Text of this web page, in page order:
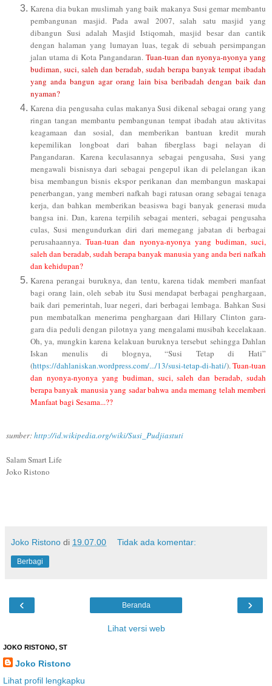
Karena dia bukan muslimah yang baik makanya Susi gemar membantu
pembangunan masjid. Pada awal 2007, salah satu masjid yang
dibangun Susi adalah Masjid Istiqomah, masjid besar dan cantik
dengan halaman yang lumayan luas, tegak di sebuah persimpangan
jalan utama di Kota Pangandaran. Tuan-tuan dan nyonya-nyonya yang
budiman, suci, saleh dan beradab, sudah berapa banyak tempat ibadah
yang anda bangun agar orang lain bisa beribadah dengan baik dan
nyaman?
Karena dia pengusaha culas makanya Susi dikenal sebagai orang yang
ringan tangan membantu pembangunan tempat ibadah atau aktivitas
keagamaan dan sosial, dan memberikan bantuan kredit murah
kepemilikan longboat dari bahan fiberglass bagi nelayan di
Pangandaran. Karena keculasannya sebagai pengusaha, Susi yang
mengawali bisnisnya dari sebagai pengepul ikan di pelelangan ikan
bisa membangun bisnis ekspor perikanan dan membangun maskapai
penerbangan, yang memberi nafkah bagi ratusan orang sebagai tenaga
kerja, dan bahkan memberikan beasiswa bagi banyak generasi muda
bangsa ini. Dan, karena terpilih sebagai menteri, sebagai pengusaha
culas, Susi mengundurkan diri dari memegang jabatan di berbagai
perusahaannya. Tuan-tuan dan nyonya-nyonya yang budiman, suci,
saleh dan beradab, sudah berapa banyak manusia yang anda beri nafkah
dan kehidupan?
Karena perangai buruknya, dan tentu, karena tidak memberi manfaat
bagi orang lain, oleh sebab itu Susi mendapat berbagai penghargaan,
baik dari pemerintah, luar negeri, dari berbagai lembaga. Bahkan Susi
pun membatalkan menerima penghargaan dari Hillary Clinton gara-
gara dia peduli dengan pilotnya yang mengalami musibah kecelakaan.
Oh, ya, mungkin karena kelakuan buruknya tersebut sehingga Dahlan
Iskan menulis di blognya, “Susi Tetap di Hati”
(https://dahlaniskan.wordpress.com/.../13/susi-tetap-di-hati/). Tuan-tuan
dan nyonya-nyonya yang budiman, suci, saleh dan beradab, sudah
berapa banyak manusia yang sadar bahwa anda memang telah memberi
Manfaat bagi Sesama...??
sumber:http://id.wikipedia.org/wiki/Susi_Pudjiastuti
Salam Smart Life
Joko Ristono
Joko Ristono di 19.07.00 Tidak ada komentar:
Berbagi
‹ ›
Beranda
Lihat versi web
JOKO RISTONO, ST
Joko Ristono
Lihat profil lengkapku